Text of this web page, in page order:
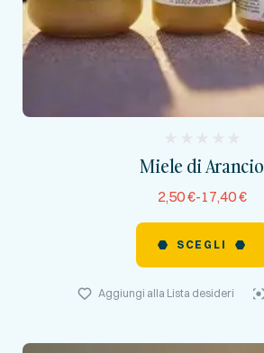
Miele di Arancio
reviews)
2,50€-17,40€
SCEGLI
Aggiungi alla Lista desideri